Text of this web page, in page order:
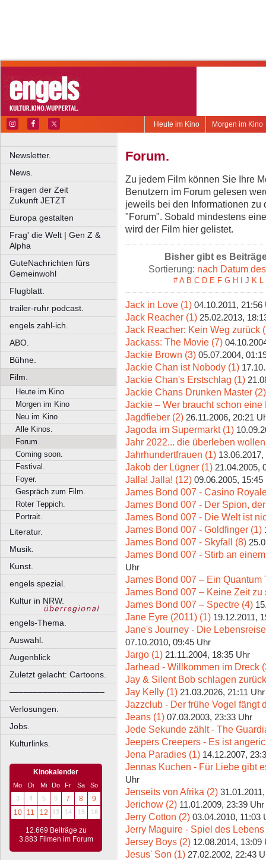
Morgen im Kino
Heute im Kino
Newsletter.
News.
Fragen der Zeit
Zukunft JETZT
Europa gestalten
Frag' die Welt | Gen Z &
Alpha
GuteNachrichten fürs
Gemeinwohl
Flugblatt.
trailer-ruhr podcast.
engels zahl-ich.
ABO.
Bühne.
Film.
Heute im Kino
Morgen im Kino
Neu im Kino
Alle Kinos.
Forum.
Coming soon.
Festival.
Foyer.
Gespräch zum Film.
Roter Teppich.
Portrait.
Literatur.
Musik.
Kunst.
engels spezial.
Kultur in NRW.
engels-Thema.
Auswahl.
Augenblick
Zuletzt gelacht: Cartoons.
––––––––––––––––––––
Verlosungen.
Jobs.
Kulturlinks.
Kinokalender
Mo Di Mi Do Fr Sa
So
3
4 5 6 7 8
9
10
11 12 13 14 15 16
12.669 Beiträge zu
3.883 Filmen im Forum
Forum.
Zu jedem Film können Sie Ihre
Benutzern im Forum gelesen
jeweils bei den Informationen zu
"Forum". Sobald mindestens
wird der Film hier gelistet.
Bisher gibt es
Sortierung: nach Datum
# A B C D E F G H I J K L
Jack in Love (1) 04.10.2011, 21:56
Jack Reacher (1) 25.02.2013,
Jack Reacher: Kein Weg zurück
Jackass: The Movie (7)
Jackie Brown (3) 05.07.2004,
Jackie Chan ist Nobody (1)
Jackie Chan's Erstschlag (1)
Jackie Chans Drunken Master (2)
Jackie – Wer braucht schon eine
Jagdfieber (2) 26.11.2006, 20:21
Jagoda im Supermarkt (1)
Jahr 2022... die überleben
Jahrhundertfrauen (1)
Jakob der Lügner (1) 21.04.2005,
Jalla! Jalla! (12) 09.06.2005, 15:45
James Bond 007 - Casino
James Bond 007 - Der Spion,
James Bond 007 - Die Welt ist
James Bond 007 - Goldfinger (1)
James Bond 007 - Skyfall (8)
James Bond 007 - Stirb an
Uhr
James Bond 007 – Ein Quantum
James Bond 007 – Keine Zeit zu
James Bond 007 – Spectre (4)
Jane Eyre (2011) (1) 19.12.2011,
Jane's Journey - Die
07.10.2010, 09:45 Uhr
Jargo (1) 21.11.2004, 18:35 Uhr
Jarhead - Willkommen im Dreck
Jay & Silent Bob schlagen
Jay Kelly (1) 21.03.2026, 21:11 Uhr
Jazzclub - Der frühe Vogel fängt
Jeans (1) 07.03.2003, 23:33 Uhr
Jede Sekunde zählt - The
Jeepers Creepers - Es ist
Jena Paradies (1) 14.12.2007,
Jennas Kuchen - Für Liebe gibt
Uhr
Jenseits von Afrika (2)
Jerichow (2) 11.01.2009, 23:39 Uhr
Jerry Cotton (2) 03.04.2010, 11:03
Jerry Maguire - Spiel des Lebens
Jersey Boys (2) 12.08.2014, 13:09
Jesus' Son (1) 27.02.2002, 22:43